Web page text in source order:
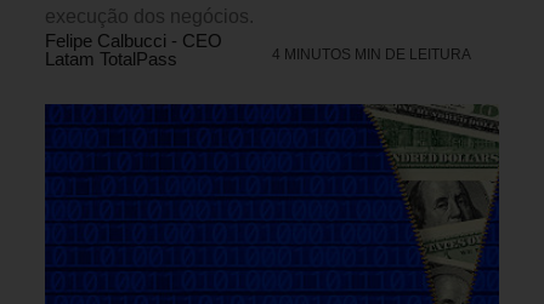
execução dos negócios.
Felipe Calbucci - CEO
Latam TotalPass
4 MINUTOS MIN DE LEITURA